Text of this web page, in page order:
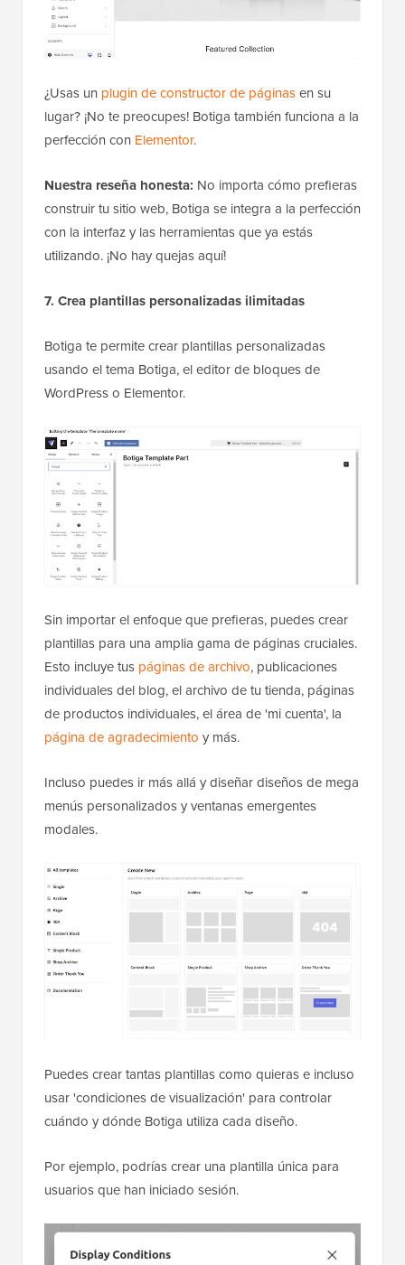
¿Usas un plugin de constructor de páginasen su
lugar? ¡No te preocupes! Botiga también funciona a la
perfección con Elementor.
Nuestra reseña honesta: No importa cómo prefieras
construir tu sitio web, Botiga se integra a la perfección
con la interfaz y las herramientas que ya estás
utilizando. ¡No hay quejas aquí!
7. Crea plantillas personalizadas ilimitadas
Botiga te permite crear plantillas personalizadas
usando el tema Botiga, el editor de bloques de
WordPress o Elementor.
Sin importar el enfoque que prefieras, puedes crear
plantillas para una amplia gama de páginas cruciales.
Esto incluye tus páginas de archivo, publicaciones
individuales del blog, el archivo de tu tienda, páginas
de productos individuales, el área de 'mi cuenta', la
página de agradecimiento y más.
Incluso puedes ir más allá y diseñar diseños de mega
menús personalizados y ventanas emergentes
modales.
Puedes crear tantas plantillas como quieras e incluso
usar 'condiciones de visualización' para controlar
cuándo y dónde Botiga utiliza cada diseño.
Por ejemplo, podrías crear una plantilla única para
usuarios que han iniciado sesión.